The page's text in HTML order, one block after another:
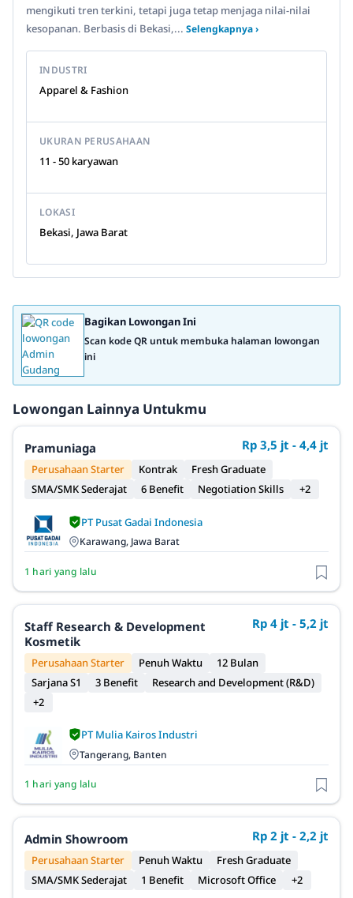
mengikuti tren terkini, tetapi juga tetap menjaga nilai-nilai
kesopanan. Berbasis di Bekasi,... Selengkapnya ›
INDUSTRI
Apparel & Fashion
UKURAN PERUSAHAAN
11 - 50 karyawan
LOKASI
Bekasi, Jawa Barat
Bagikan Lowongan Ini
Scan kode QR untuk membuka halaman lowongan
ini
Lowongan Lainnya Untukmu
Pramuniaga Rp 3,5 jt - 4,4 jt
Perusahaan Starter Kontrak
Fresh Graduate
SMA/SMK Sederajat
6 Benefit Negotiation Skills +2
PT Pusat Gadai Indonesia
Karawang, Jawa Barat
1 hari yang lalu
Staff Research & Development
Kosmetik
Rp 4 jt - 5,2 jt
Perusahaan Starter Penuh Waktu
12 Bulan
Sarjana S1
3 Benefit
Research and Development (R&D)
+2
PT Mulia Kairos Industri
Tangerang, Banten
1 hari yang lalu
Admin Showroom Rp 2 jt - 2,2 jt
Perusahaan Starter Penuh Waktu
Fresh Graduate
SMA/SMK Sederajat
1 Benefit Microsoft Office +2